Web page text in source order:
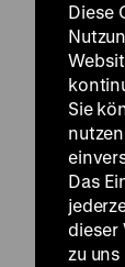
Diese
Sie
Das
dieser
zu uns